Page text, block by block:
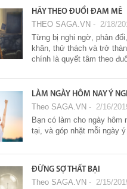
HÃY THEO ĐUỔI ĐAM MÊ
THEO SAGA.VN ‐ 2/18/
Từng bị nghi ngờ, phản
khăn, thử thách và trở
chính là quyết tâm theo
LÀM NGÀY HÔM NAY Ý
Theo SAGA.VN ‐ 2/16/
Bạn có làm cho ngày
tại, và góp nhặt mỗi ngày
ĐỪNG SỢ THẤT BẠI
Theo SAGA.VN ‐ 2/15/